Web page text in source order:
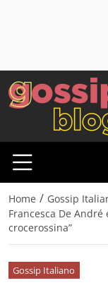
Home / Gossip
Francesca De André
crocerossina”
Gossip Italiano